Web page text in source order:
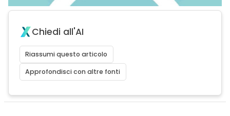
Chiedi all'AI
Riassumi questo articolo
Approfondisci con altre fonti